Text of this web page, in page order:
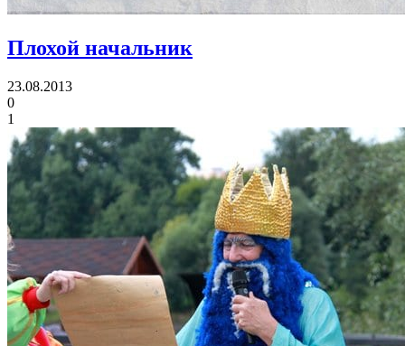
Плохой начальник
23.08.2013
0
1